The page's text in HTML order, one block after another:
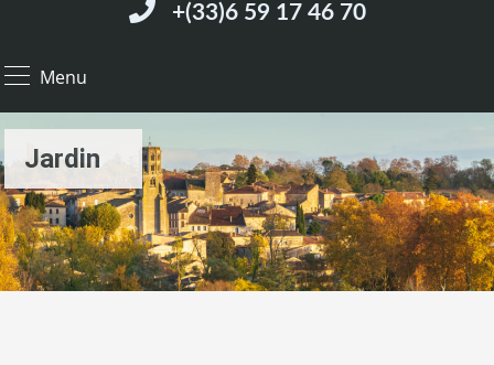
+(33)6 59 17 46 70
Menu
Jardin